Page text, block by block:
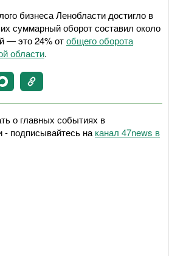
бизнеса Ленобласти достигло в
суммарный оборот составил около
— это 24% отобщего оборота
области.
о главных событиях в
- подписывайтесь на канал 47news в